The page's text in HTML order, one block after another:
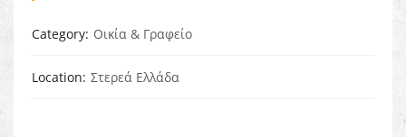
Category Οικία & Γραφείο
Location Στερεά Ελλάδα